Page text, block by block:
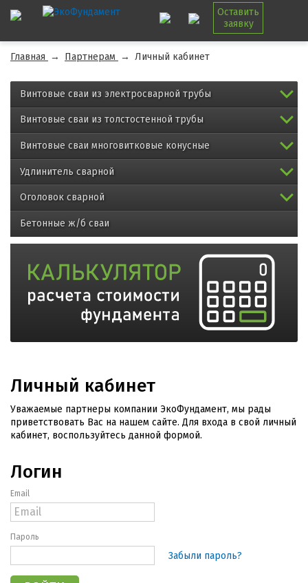
Оставить
заявку
Главная → Партнерам → Личный кабинет
Винтовые сваи из электросварной трубы
Винтовые сваи из толстостенной трубы
Винтовые сваи многовитковые конусные
Удлинитель сварной
Оголовок сварной
Бетонные ж/б сваи
Личный кабинет
Уважаемые партнеры компании ЭкоФундамент, мы рады
приветствовать Вас на нашем сайте. Для входа в свой личный
кабинет, воспользуйтесь данной формой.
Логин
Email
Пароль
Забыли пароль?